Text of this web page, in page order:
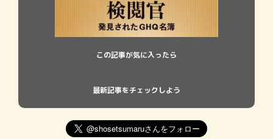
この記事が気に入ったら
最新記事をチェックしよう